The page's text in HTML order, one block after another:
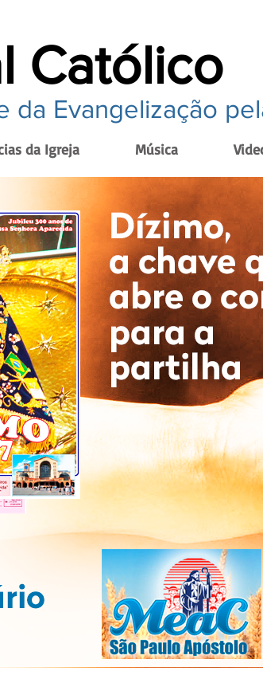
Católico
da Evangelização
da Igreja Música